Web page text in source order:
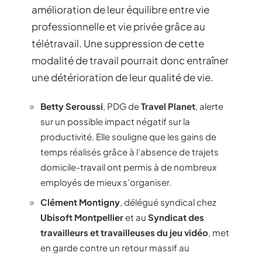
amélioration de leur équilibre entre vie
professionnelle et vie privée grâce au
télétravail. Une suppression de cette
modalité de travail pourrait donc entraîner
une détérioration de leur qualité de vie.
Betty Seroussi, PDG deTravel Planet, alerte
sur un possible impact négatif sur la
productivité. Elle souligne que les gains de
temps réalisés grâce à l’absence de trajets
domicile-travail ont permis à de nombreux
employés de mieux s’organiser.
Clément Montigny , délégué syndical chez
Ubisoft Montpellieret au Syndicat des
travailleurs et travailleuses du jeu vidéo , met
en garde contre un retour massif au